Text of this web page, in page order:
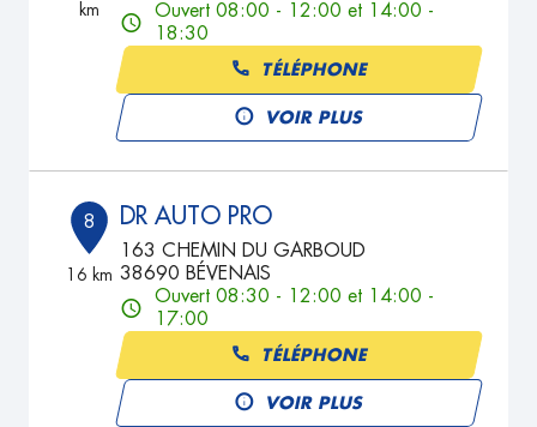
km
Ouvert 08:00 - 12:00 et 14:00 -
18:30
TÉLÉPHONE
VOIR PLUS
8
16 km
DR AUTO PRO
163 CHEMIN DU GARBOUD
38690 BÉVENAIS
Ouvert 08:30 - 12:00 et 14:00 -
17:00
TÉLÉPHONE
VOIR PLUS